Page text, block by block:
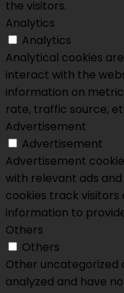
the visitors.
Analytics
Analytics
Analytical cookies
interact with the
information on
rate, traffic source,
Advertisement
Advertisement
Advertisement
with relevant ads
cookies track
information to
Others
Others
Other uncategorized
analyzed and have